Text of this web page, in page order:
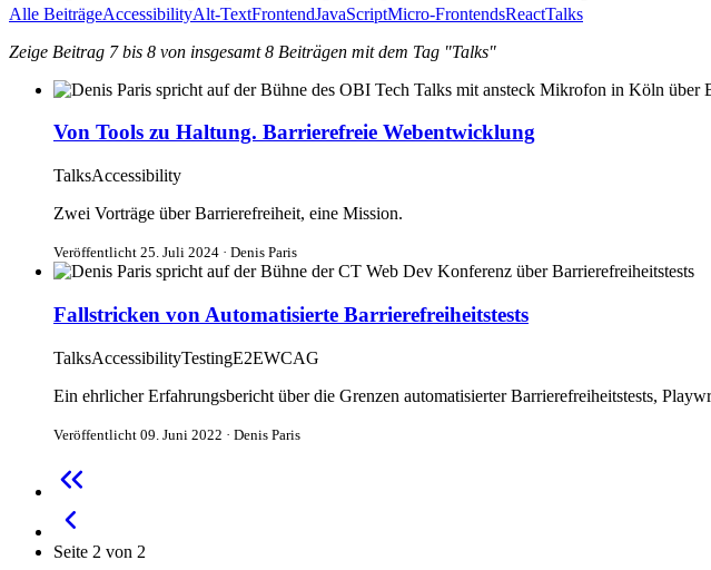
Alle BeiträgeAccessibilityAlt-TextFrontendJavaScriptMicro-FrontendsReactTalks
Zeige Beitrag 7 bis 8 von insgesamt 8 Beiträgen mit dem Tag "Talks"
Von Tools zu Haltung. Barrierefreie Webentwicklung
TalksAccessibility
Zwei Vorträge über Barrierefreiheit, eine Mission.
Veröffentlicht 25. Juli 2024 · Denis Paris
Fallstricken von Automatisierte Barrierefreiheitstests
TalksAccessibilityTestingE2EWCAG
Ein ehrlicher Erfahrungsbericht über die Grenzen automatisierter Barrierefreiheitstests,
Veröffentlicht 09. Juni 2022 · Denis Paris
Seite 2 von 2